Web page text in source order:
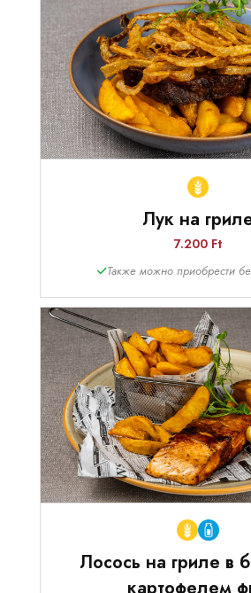
Лук на
7.200 Ft
Также можно приобрести
Лосось на гриле в